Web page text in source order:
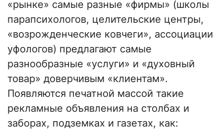
«рынке» самые разные «фирмы» (школы
парапсихологов, целительские центры,
«возрожденческие ковчеги», ассоциации
уфологов) предлагают самые
разнообразные «услуги» и «духовный
товар» доверчивым «клиентам».
Появляются печатной массой такие
рекламные объявления на столбах и
заборах, подземках и газетах, как: